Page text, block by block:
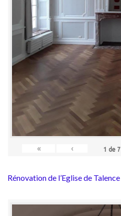
« ‹ 1 de 7
Rénovation de l’Eglise de Talence